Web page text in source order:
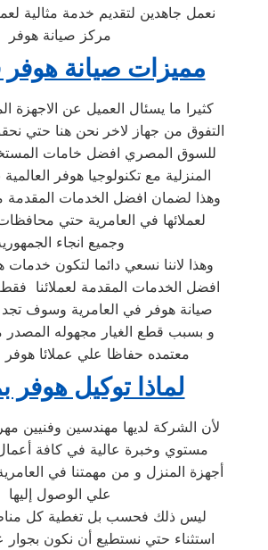
مركز صيانة هوفر
مميزات صيانة
التفوق من جهاز لاخر نحن هنا حتي
للسوق المصري افضل خامات
المنزلية مع تكنولوجيا هوفر
وهذا لضمان افضل الخدمات المقدمة
لعملائها في العامرية حتي
وجميع انجاء
وهذا لاننا نسعي دائما لتكون خدمات
افضل الخدمات المقدمة لعملائنا فقط
صيانة هوفر في العامرية وسوف تجد
و بسبب قطع الغيار مجهوله المصدر
معتمده حفاظا علي عملائا هوفر
لماذا توكيل هوفر
مستوي وخبرة عالية في كافة أعمال
أجهزة المنزل و من مهمتنا في
علي الوصول إليها
ليس ذلك فحسب بل تغطية كل
استثناء حتي نستطيع أن نكون بجوار